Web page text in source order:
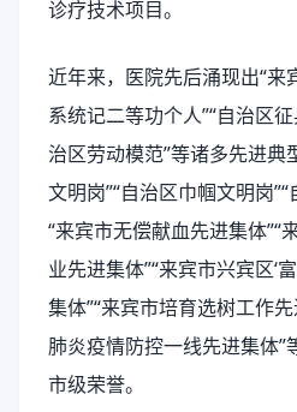
诊疗技术项目。
近年来，医院先后涌现出“来
系统记二等功个人”“自治区
治区劳动模范”等诸多先进典
文明岗”“自治区巾帼文明岗
“来宾市无偿献血先进集体”“
业先进集体”“来宾市兴宾区‘
集体”“来宾市培育选树工作
肺炎疫情防控一线先进集体”
市级荣誉。